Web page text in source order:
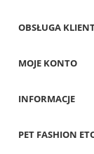
OBSŁUGA
MOJE KONTO
INFORMACJE
PET FASHION